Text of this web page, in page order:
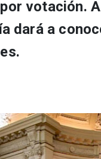
votación.
dará a